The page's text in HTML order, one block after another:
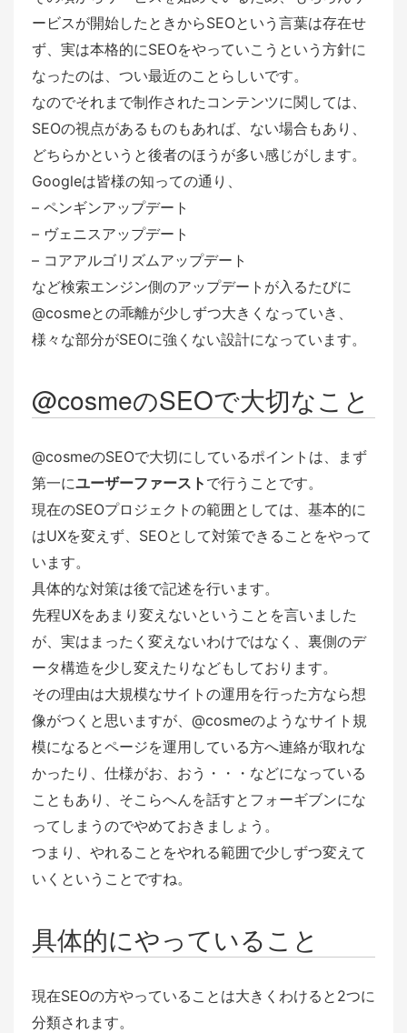
ービスが開始したときからSEOという言葉は存在せ
ず、実は本格的にSEOをやっていこうという方針に
なったのは、つい最近のことらしいです。
なのでそれまで制作されたコンテンツに関しては、
SEOの視点があるものもあれば、ない場合もあり、
どちらかというと後者のほうが多い感じがします。
Googleは皆様の知っての通り、
– ペンギンアップデート
– ヴェニスアップデート
– コアアルゴリズムアップデート
など検索エンジン側のアップデートが入るたびに
@cosmeとの乖離が少しずつ大きくなっていき、
様々な部分がSEOに強くない設計になっています。
@cosmeのSEOで大切なこと
@cosmeのSEOで大切にしているポイントは、まず
第一にユーザーファースト で行うことです。
現在のSEOプロジェクトの範囲としては、基本的に
はUXを変えず、SEOとして対策できることをやって
います。
具体的な対策は後で記述を行います。
先程UXをあまり変えないということを言いました
が、実はまったく変えないわけではなく、裏側のデ
ータ構造を少し変えたりなどもしております。
その理由は大規模なサイトの運用を行った方なら想
像がつくと思いますが、@cosmeのようなサイト規
模になるとページを運用している方へ連絡が取れな
かったり、仕様がお、おう・・・などになっている
こともあり、そこらへんを話すとフォーギブンにな
ってしまうのでやめておきましょう。
つまり、やれることをやれる範囲で少しずつ変えて
いくということですね。
具体的にやっていること
現在SEOの方やっていることは大きくわけると2つに
分類されます。